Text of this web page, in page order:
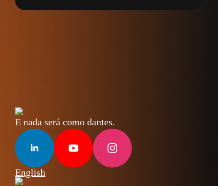
E nada será como dantes.
English